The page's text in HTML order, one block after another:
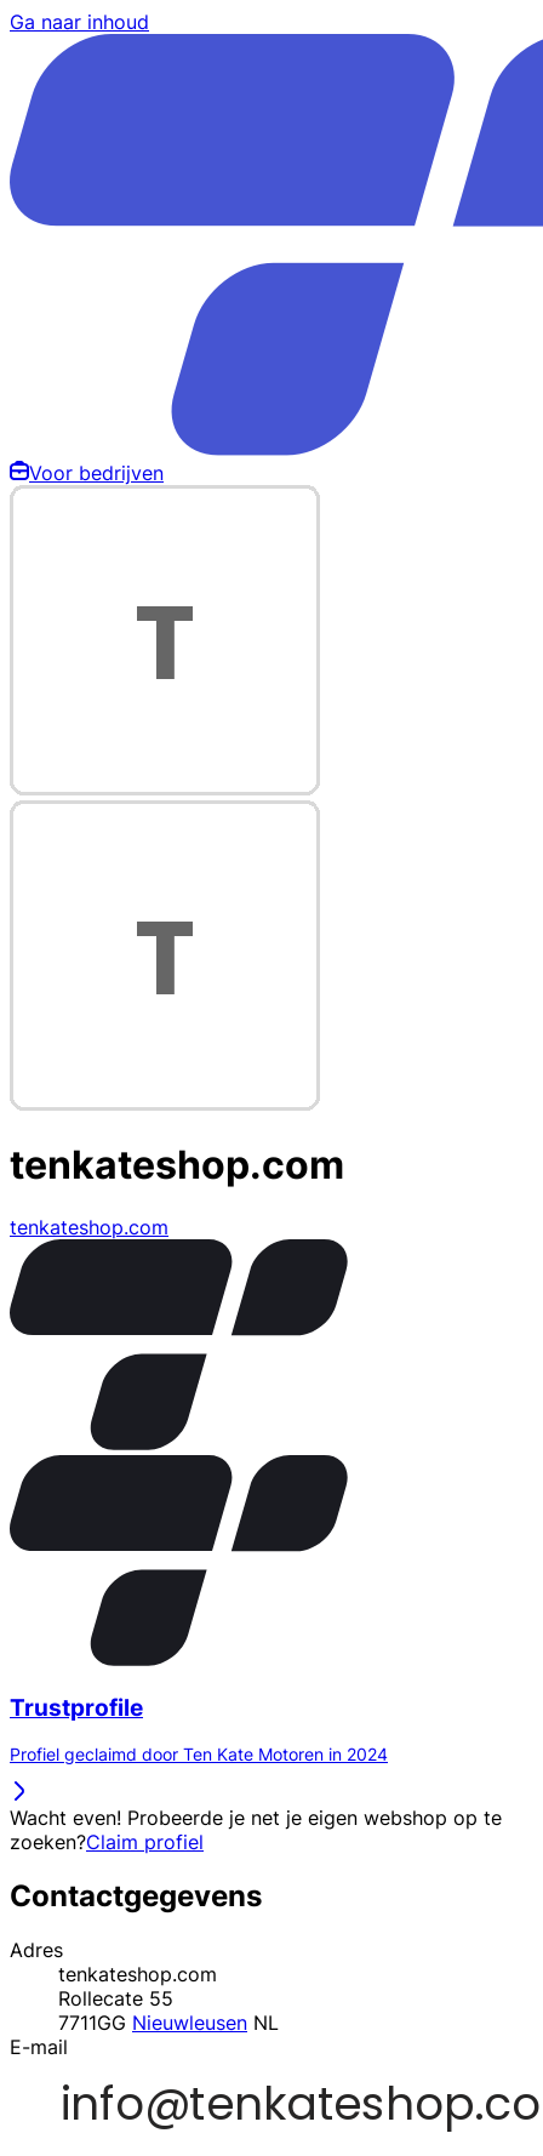
Ga naar inhoud
Voor bedrijven
tenkateshop.com
tenkateshop.com
Trustprofile
Profiel geclaimd door Ten Kate Motoren in 2024
Wacht even! Probeerde je net je eigen webshop op te
zoeken?Claim profiel
Contactgegevens
Adres
tenkateshop.com
Rollecate 55
7711GG Nieuwleusen NL
E-mail